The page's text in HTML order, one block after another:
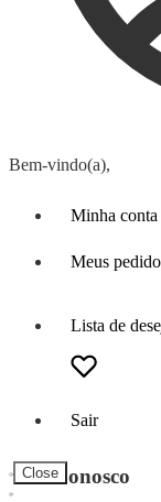
Bem-vindo(a),
Minha conta
Meus
Lista de
Sair
Close
Fale Conosco